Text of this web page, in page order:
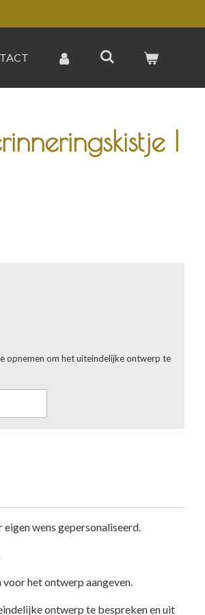
|
opnemen om het uiteindelijke ontwerp te
wens gepersonaliseerd.
het ontwerp aangeven.
ontwerp te bespreken en uit